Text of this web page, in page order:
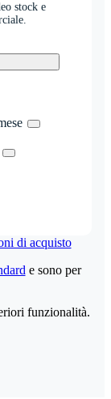
stock e
di acquisto
e sono per
funzionalità.